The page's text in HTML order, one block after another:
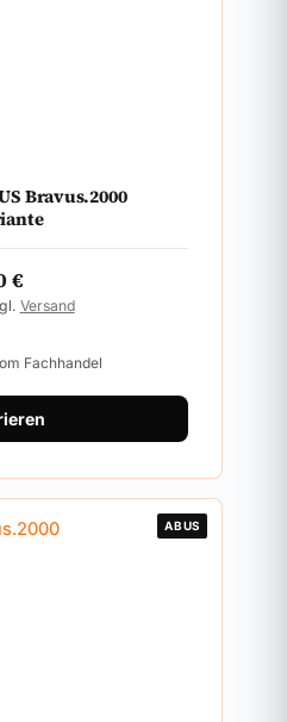
Bravus.2000
€
Versand
Fachhandel
ABUS